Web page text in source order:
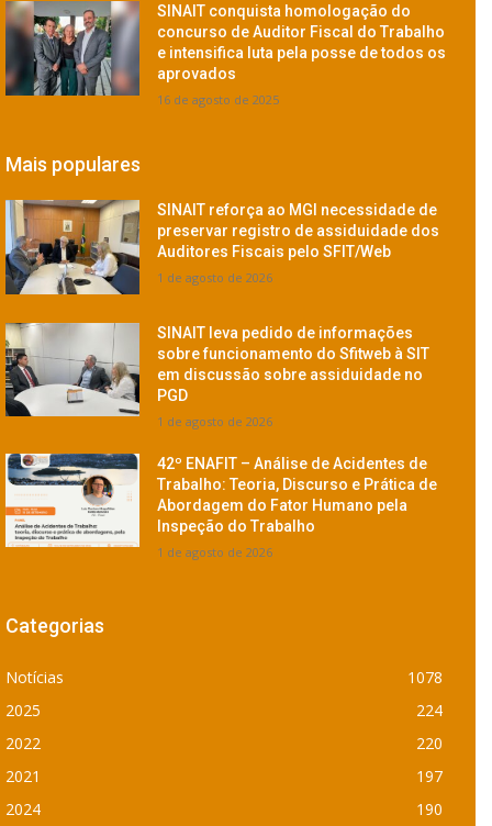
SINAIT conquista homologação do
concurso de Auditor Fiscal do Trabalho
e intensifica luta pela posse de todos os
aprovados
16 de agosto de 2025
Mais populares
SINAIT reforça ao MGI necessidade de
preservar registro de assiduidade dos
Auditores Fiscais pelo SFIT/Web
1 de agosto de 2026
SINAIT leva pedido de informações
sobre funcionamento do Sfitweb à SIT
em discussão sobre assiduidade no
PGD
1 de agosto de 2026
42º ENAFIT – Análise de Acidentes de
Trabalho: Teoria, Discurso e Prática de
Abordagem do Fator Humano pela
Inspeção do Trabalho
1 de agosto de 2026
Categorias
Notícias
1078
2025
224
2022
220
2021
197
2024
190